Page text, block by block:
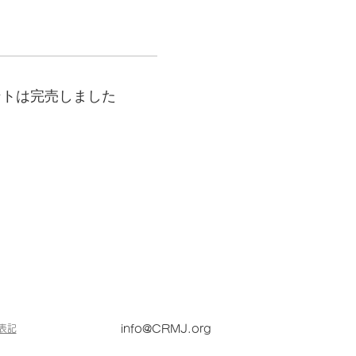
は完売しました
記 info@CRMJ.org